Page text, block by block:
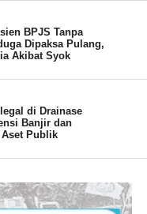
menabrak bahu jalan
Transportasi
BPJS Tanpa
Dipaksa Pulang,
Akibat Syok
di Drainase
Banjir dan
Aset Publik